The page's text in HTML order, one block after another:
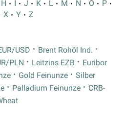
H I J K L M N O
P
X Y Z
USD
Brent Rohöl Ind.
PLN Leitzins EZB
Euribor
Gold Feinunze
Silber
Palladium Feinunze
CRB-